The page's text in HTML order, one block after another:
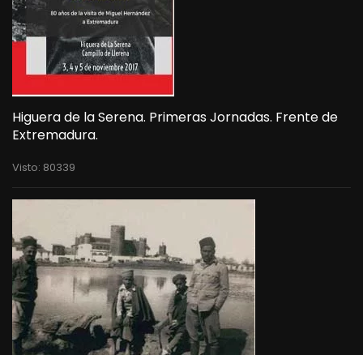
Higuera de la Serena. Primeras Jornadas. Frente de
Extremadura.
Visto: 80339